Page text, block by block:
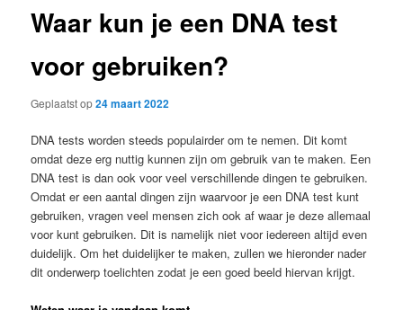
Waar kun je een DNA test
voor gebruiken?
Geplaatst op24 maart 2022
DNA tests worden steeds populairder om te nemen. Dit komt
omdat deze erg nuttig kunnen zijn om gebruik van te maken. Een
DNA test is dan ook voor veel verschillende dingen te gebruiken.
Omdat er een aantal dingen zijn waarvoor je een DNA test kunt
gebruiken, vragen veel mensen zich ook af waar je deze allemaal
voor kunt gebruiken. Dit is namelijk niet voor iedereen altijd even
duidelijk. Om het duidelijker te maken, zullen we hieronder nader
dit onderwerp toelichten zodat je een goed beeld hiervan krijgt.